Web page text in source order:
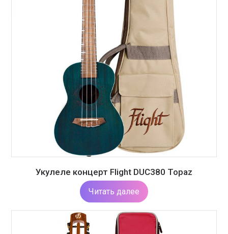
Укулеле концерт Flight DUC380 Topaz
Читать далее